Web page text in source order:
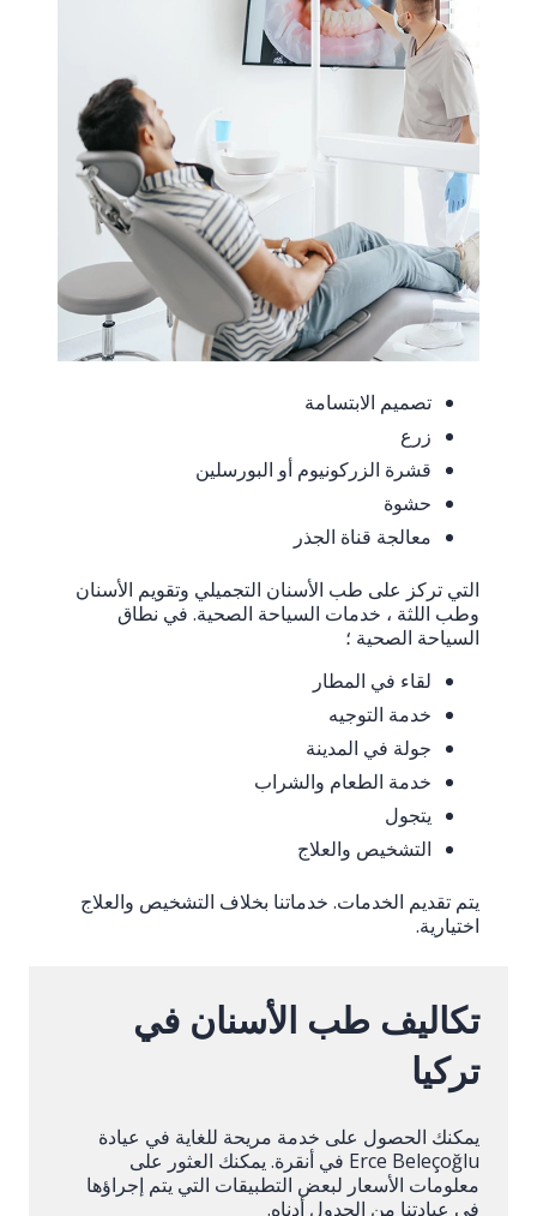
تصميم الابتسامة
زرع
قشرة الزركونيوم أو البورسلين
حشوة
معالجة قناة الجذر
التي تركز على طب الأسنان التجميلي وتقويم الأسنان
وطب اللثة ، خدمات السياحة الصحية. في نطاق
السياحة الصحية ؛
لقاء في المطار
خدمة التوجيه
جولة في المدينة
خدمة الطعام والشراب
يتجول
التشخيص والعلاج
يتم تقديم الخدمات. خدماتنا بخلاف التشخيص والعلاج
اختيارية.
تكاليف طب الأسنان في
تركيا
يمكنك الحصول على خدمة مريحة للغاية في عيادة
Erce Beleçoğlu في أنقرة. يمكنك العثور على
معلومات الأسعار لبعض التطبيقات التي يتم إجراؤها
في عيادتنا من الجدول أدناه.